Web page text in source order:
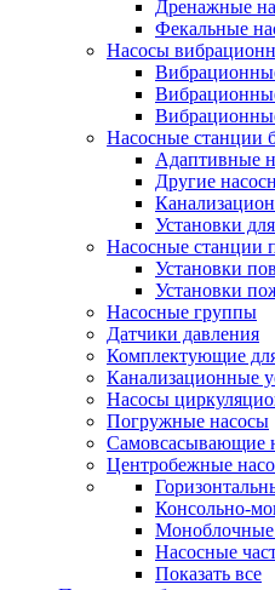
Дренажные
Фекальные
Насосы
Насосные станции
Адаптивные
Другие
Установки
Насосные
Установки
Установки
Насосные группы
Датчики давления
Комплектующие
Канализационные
Насосы
Погружные насосы
Самовсасывающие
Центробежные
Консольно-
Моноблочные
Насосные
Показать все